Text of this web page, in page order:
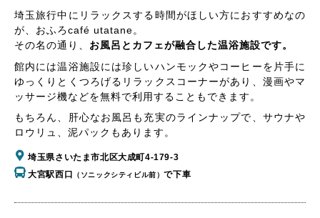
埼玉旅行中にリラックスする時間がほしい方におすすめなの
が、おふろcafé utatane。
その名の通り、 お風呂とカフェが融合した温浴施設です。
館内には温浴施設には珍しいハンモックやコーヒーを片手に
ゆっくりとくつろげるリラックスコーナーがあり、漫画やマ
ッサージ機などを無料で利用することもできます。
もちろん、肝心なお風呂も充実のラインナップで、サウナや
ロウリュ、泥パックもあります。
埼玉県さいたま市北区大成町4-179-3
大宮駅西口
（ソニックシティビル前）で下車